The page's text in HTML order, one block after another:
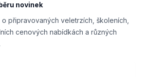
novinek
připravovaných veletrzích, školeních,
cenových nabídkách a různých